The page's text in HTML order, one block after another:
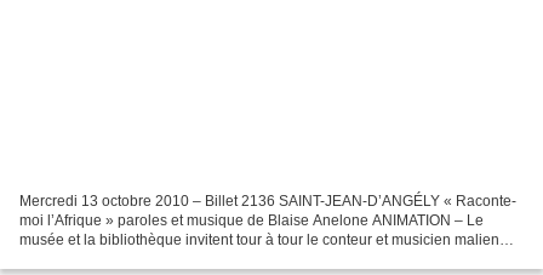
Mercredi 13 octobre 2010 – Billet 2136 SAINT-JEAN-D’ANGÉLY « Raconte-
moi l’Afrique » paroles et musique de Blaise Anelone ANIMATION – Le
musée et la bibliothèque invitent tour à tour le conteur et musicien malien